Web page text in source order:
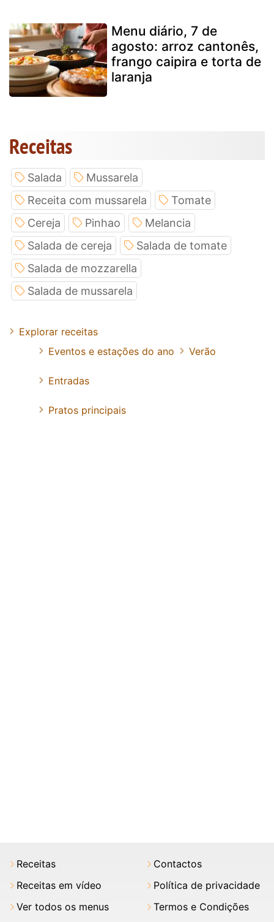
Menu diário, 7 de
agosto: arroz cantonês,
frango caipira e torta de
laranja
Receitas
Salada
Mussarela
Receita com mussarela
Tomate
Cereja
Pinhao
Melancia
Salada de cereja
Salada de tomate
Salada de mozzarella
Salada de mussarela
Explorar receitas
Eventos e estações do ano
Verão
Entradas
Pratos principais
Receitas
Receitas em vídeo
Ver todos os menus
Contactos
Política de privacidade
Termos e Condições